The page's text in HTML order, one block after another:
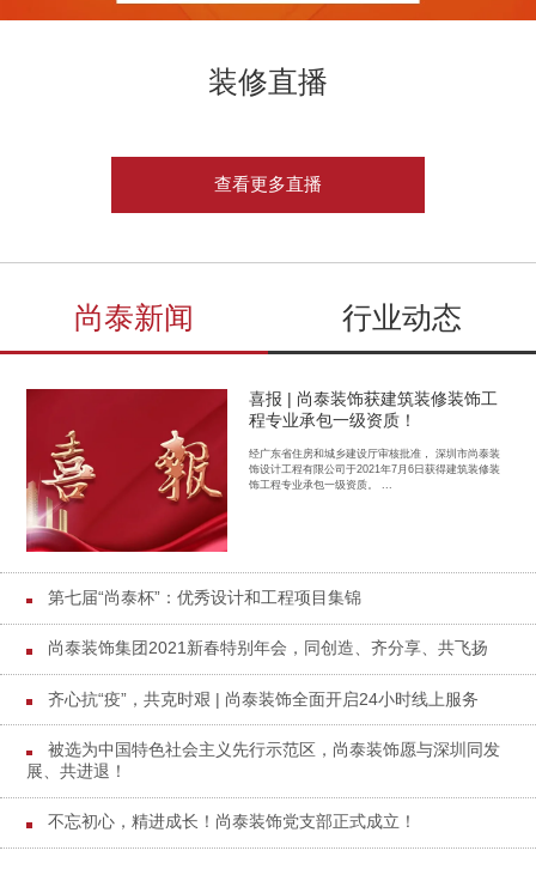
装修直播
查看更多直播
尚泰新闻 行业动态
喜报 | 尚泰装饰获建筑装修装饰工
程专业承包一级资质！
经广东省住房和城乡建设厅审核批准， 深圳市尚泰装
饰设计工程有限公司于2021年7月6日获得建筑装修装
饰工程专业承包一级资质。 ...
第七届“尚泰杯”：优秀设计和工程项目集锦
尚泰装饰集团2021新春特别年会，同创造、齐分享、共飞扬
齐心抗“疫”，共克时艰 | 尚泰装饰全面开启24小时线上服务
被选为中国特色社会主义先行示范区，尚泰装饰愿与深圳同发
展、共进退！
不忘初心，精进成长！尚泰装饰党支部正式成立！